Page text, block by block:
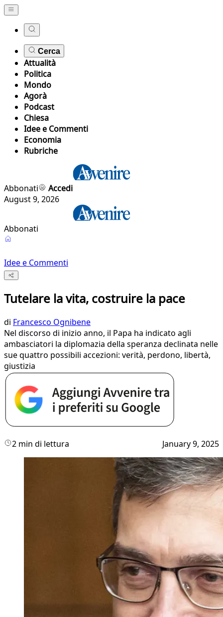
Cerca
Attualità
Politica
Mondo
Agorà
Podcast
Chiesa
Idee e Commenti
Economia
Rubriche
Abbonati
Accedi
August 9, 2026
Abbonati
Idee e Commenti
Tutelare la vita, costruire la pace
di Francesco Ognibene
Nel discorso di inizio anno, il Papa ha indicato agli
ambasciatori la diplomazia della speranza declinata nelle
sue quattro possibili accezioni: verità, perdono, libertà,
giustizia
2 min di lettura January 9, 2025